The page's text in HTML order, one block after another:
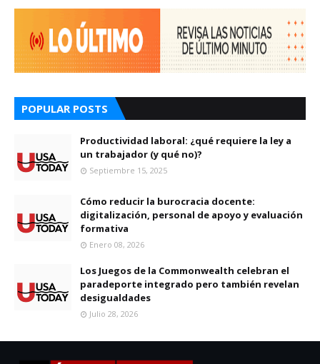
POPULAR POSTS
Productividad laboral: ¿qué requiere la ley a
un trabajador (y qué no)?
Septiembre 15, 2025
Cómo reducir la burocracia docente:
digitalización, personal de apoyo y evaluación
formativa
Enero 08, 2026
Los Juegos de la Commonwealth celebran el
paradeporte integrado pero también revelan
desigualdades
Julio 28, 2026